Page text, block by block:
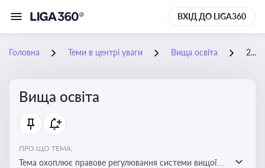
ВХІД ДО LIGA360
Головна Теми в центрі уваги Вища освіта 24-05-2026
Вища освіта
ПРО ЩО ТЕМА:
Тема охоплює правове регулювання системи вищої